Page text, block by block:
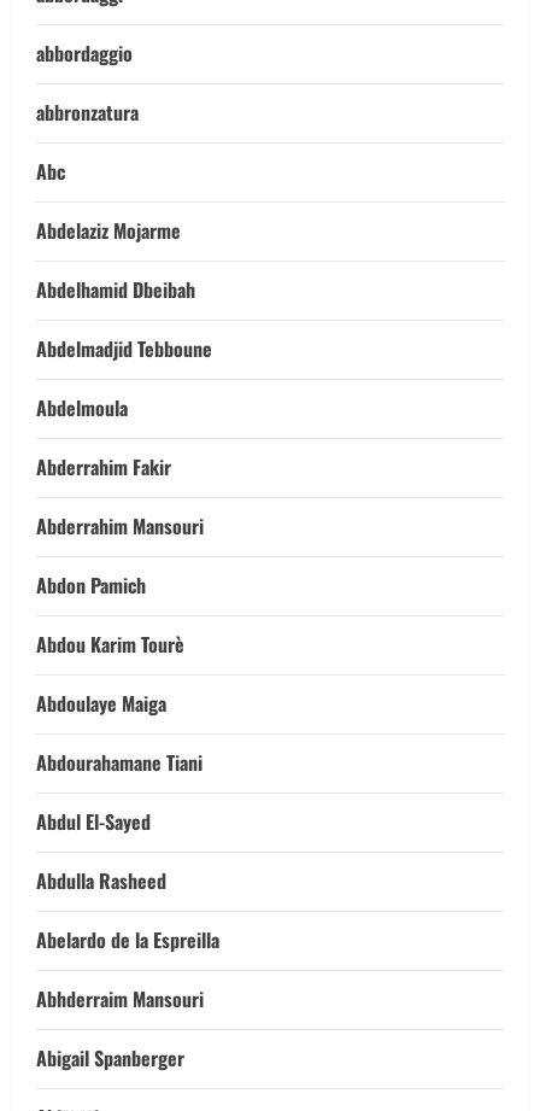
abbordaggio
abbronzatura
Abc
Abdelaziz Mojarme
Abdelhamid Dbeibah
Abdelmadjid Tebboune
Abdelmoula
Abderrahim Fakir
Abderrahim Mansouri
Abdon Pamich
Abdou Karim Tourè
Abdoulaye Maiga
Abdourahamane Tiani
Abdul El-Sayed
Abdulla Rasheed
Abelardo de la Espreilla
Abhderraim Mansouri
Abigail Spanberger